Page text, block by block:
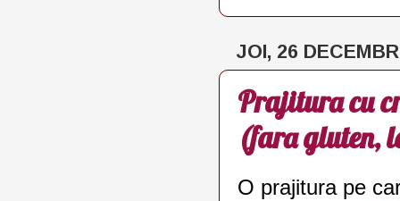
JOI, 26
Prajitura cu
(fara gluten,
O prajitura pe